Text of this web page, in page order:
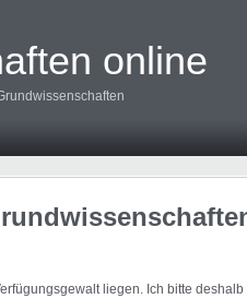
online
liegen. Ich bitte